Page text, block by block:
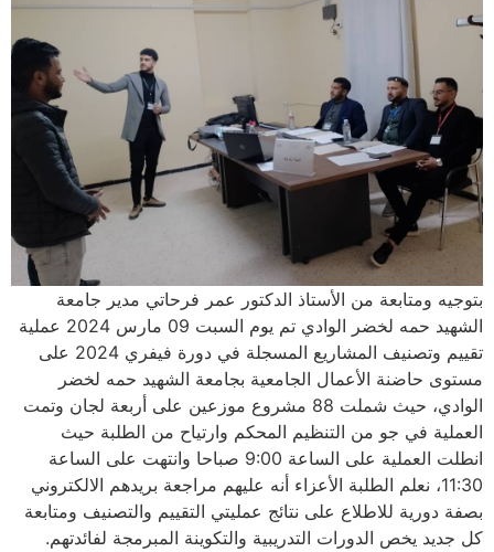
بتوجيه ومتابعة من الأستاذ الدكتور عمر فرحاتي مدير جامعة
الشهيد حمه لخضر الوادي تم يوم السبت 09 مارس 2024 عملية
تقييم وتصنيف المشاريع المسجلة في دورة فيفري 2024 على
مستوى حاضنة الأعمال الجامعية بجامعة الشهيد حمه لخضر
الوادي، حيث شملت 88 مشروع موزعين على أربعة لجان وتمت
العملية في جو من التنظيم المحكم وارتياح من الطلبة حيث
انطلت العملية على الساعة 9:00 صباحا وانتهت على الساعة
11:30، نعلم الطلبة الأعزاء أنه عليهم مراجعة بريدهم الالكتروني
بصفة دورية للاطلاع على نتائج عمليتي التقييم والتصنيف ومتابعة
كل جديد يخص الدورات التدريبية والتكوينة المبرمجة لفائدتهم.